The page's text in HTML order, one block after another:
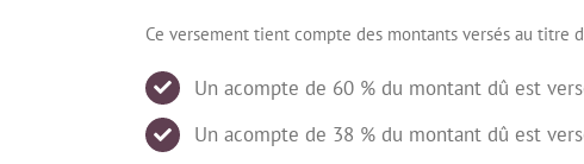
Ce versement tient compte des montants versés au titre
Un acompte de 60 % du montant dû est
Un acompte de 38 % du montant dû est